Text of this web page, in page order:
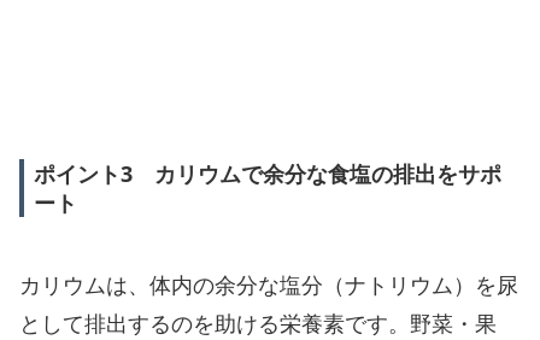
ポイント3 カリウムで余分な食塩の排出をサポ
ート
カリウムは、体内の余分な塩分（ナトリウム）を尿
として排出するのを助ける栄養素です。野菜・果